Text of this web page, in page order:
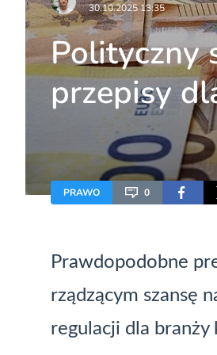
30.10.2025 13:35
Polityczny
przepisy
PRAWO 0
Prawdopodobne
rządzącym szansę
regulacji dla